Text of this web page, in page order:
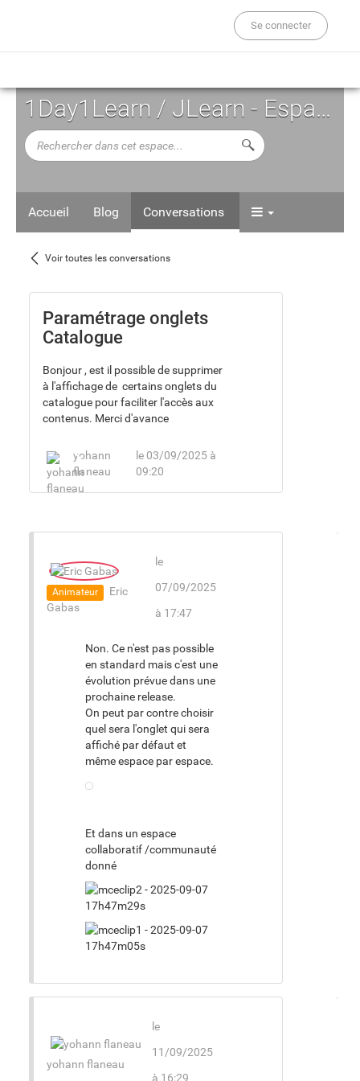
Se connecter
1Day1Learn / JLearn - Espace d'Auto-formation
Rechercher
dans
Lancer la recherche
Accueil Blog Conversations
Voir toutes les conversations
Voir
toutes
les
conversations
Paramétrage onglets
Catalogue
Bonjour , est il possible de supprimer
à l'affichage de certains onglets du
catalogue pour faciliter l'accès aux
contenus. Merci d'avance
yohann
flaneau
le 03/09/2025 à
09:20
Animateur
Eric
Gabas
le
07/09/2025
à 17:47
Non. Ce n'est pas possible
en standard mais c'est une
évolution prévue dans une
prochaine release.
On peut par contre choisir
quel sera l'onglet qui sera
affiché par défaut et
même espace par espace.
Et dans un espace
collaboratif /communauté
donné
yohann flaneau
le
11/09/2025
à 16:29